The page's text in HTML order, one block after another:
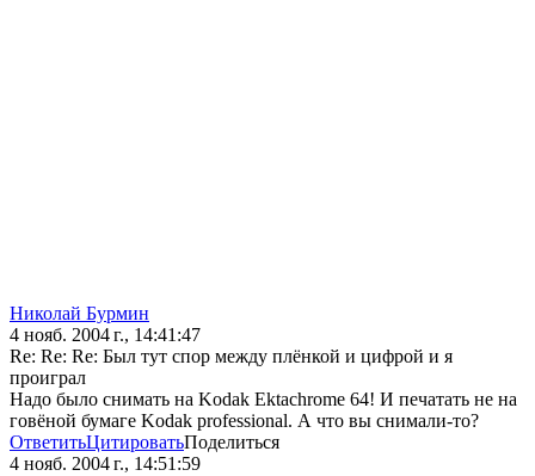
Николай Бурмин
4 нояб. 2004 г., 14:41:47
Re: Re: Re: Был тут спор между плёнкой и цифрой и я
проиграл
Надо было снимать на Kodak Ektachrome 64! И печатать не на
говёной бумаге Kodak professional. А что вы снимали-то?
ОтветитьЦитироватьПоделиться
4 нояб. 2004 г., 14:51:59